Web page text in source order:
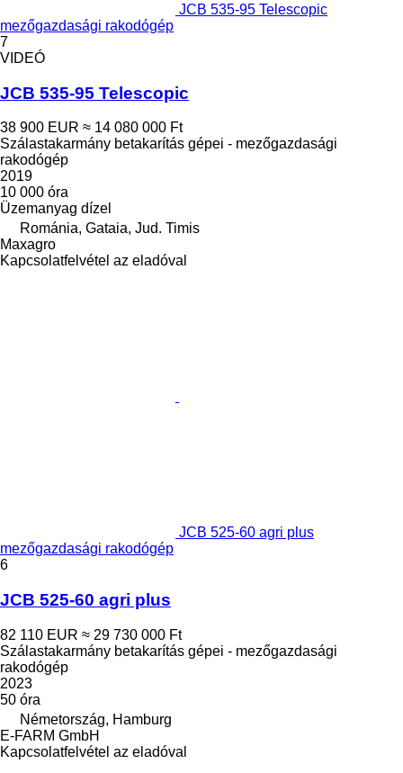
JCB 535-95 Telescopic
mezőgazdasági rakodógép
7
VIDEÓ
JCB 535-95 Telescopic
38 900 EUR ≈ 14 080 000 Ft
Szálastakarmány betakarítás gépei - mezőgazdasági
rakodógép
2019
10 000 óra
Üzemanyag dízel
Románia, Gataia, Jud. Timis
Maxagro
Kapcsolatfelvétel az eladóval
JCB 525-60 agri plus
mezőgazdasági rakodógép
6
JCB 525-60 agri plus
82 110 EUR ≈ 29 730 000 Ft
Szálastakarmány betakarítás gépei - mezőgazdasági
rakodógép
2023
50 óra
Németország, Hamburg
E-FARM GmbH
Kapcsolatfelvétel az eladóval